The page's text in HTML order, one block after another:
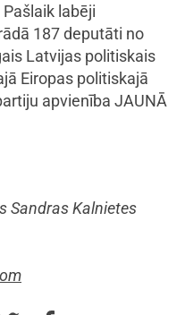
labēji
187 deputāti no
Latvijas politiskais
Eiropas politiskajā
apvienība JAUNĀ
Sandras Kalnietes